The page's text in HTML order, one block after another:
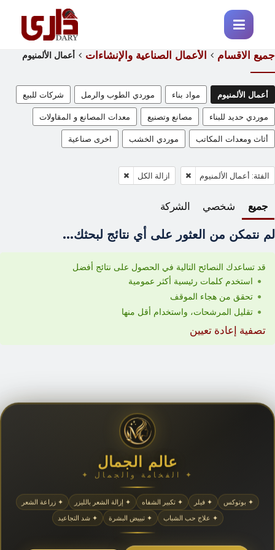
جميع الاقسام الأعمال الصناعية والإنشاءات أعمال الألمنيوم
أعمال الألمنيوم مواد بناء موردي الطوب والرمل شركات للبيع
موردي حديد للبناء مصانع وتصنيع معدات المصانع و المقاولات
أثاث ومعدات المكاتب موردي الخشب اخرى صناعية
الفئة: أعمال الألمنيوم ازالة الكل
جميع شخصي الشركة
لم نتمكن من العثور على أي نتائج لبحثك...
قد تساعدك النصائح التالية في الحصول على نتائج أفضل
استخدم كلمات رئيسية أكثر عمومية
تحقق من هجاء الموقف
تقليل المرشحات، واستخدام أقل منها
تصفية إعادة تعيين
عالم الجمال
✦ الفخامة والجمال ✦
✦ بوتوكس ✦ فيلر ✦ تكبير الشفاه ✦ إزالة الشعر بالليزر
✦ زراعة الشعر
✦ علاج حب الشباب
✦ تبييض البشرة ✦ شد التجاعيد